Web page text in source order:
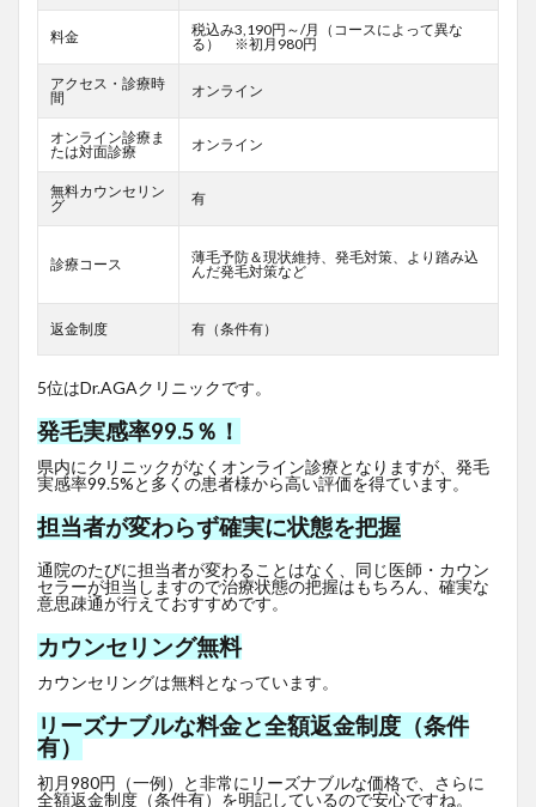
料金
税込み3,190円～/月（コースによって異な
る） ※初月980円
アクセス・診療時
間
オンライン
オンライン診療ま
たは対面診療
オンライン
無料カウンセリン
グ
有
診療コース
薄毛予防＆現状維持、発毛対策、より踏み込
んだ発毛対策など
返金制度 有（条件有）
5位はDr.AGAクリニックです。
発毛実感率99.5％！
県内にクリニックがなくオンライン診療となりますが、発毛
実感率99.5%と多くの患者様から高い評価を得ています。
担当者が変わらず確実に状態を把握
通院のたびに担当者が変わることはなく、同じ医師・カウン
セラーが担当しますので治療状態の把握はもちろん、確実な
意思疎通が行えておすすめです。
カウンセリング無料
カウンセリングは無料となっています。
リーズナブルな料金と全額返金制度（条件
有）
初月980円（一例）と非常にリーズナブルな価格で、さらに
全額返金制度（条件有）を明記しているので安心ですね。